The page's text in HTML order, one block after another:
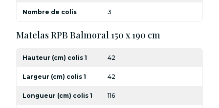
Nombre de colis 3
Matelas RPB Balmoral 150 x 190 cm
Hauteur (cm) colis 1 42
Largeur (cm) colis 1 42
Longueur (cm) colis 1 116